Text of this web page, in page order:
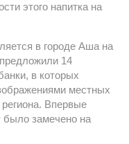
этого напитка на
в городе Аша на
14
в которых
местных
Впервые
было замечено на